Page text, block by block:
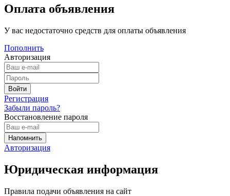
Оплата объявления
У вас недостаточно средств для оплаты объявления
Пополнить
Авторизация
Регистрация
Забыли пароль?
Восстановление пароля
Авторизация
Юридическая информация
Правила подачи объявления на сайт